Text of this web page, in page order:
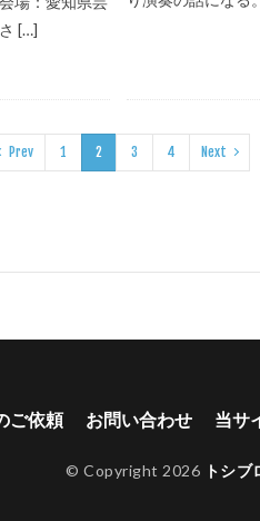
[…]
Prev 1 2 3 4 Next
ご依頼 お問い合わせ 当サ
© Copyright 2026 トシ